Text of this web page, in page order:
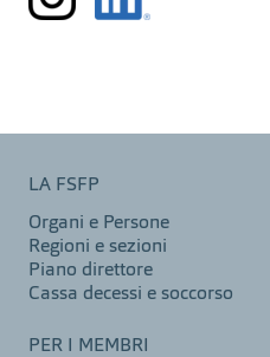
LA FSFP
Organi e Persone
Regioni e sezioni
Piano direttore
Cassa decessi e soccorso
PER I MEMBRI